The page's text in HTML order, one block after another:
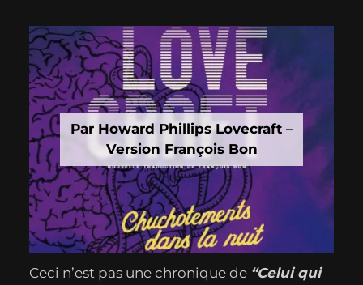
Par Howard Phillips Lovecraft –
Version François Bon
Ceci n’est pas une chronique de “Celui qui